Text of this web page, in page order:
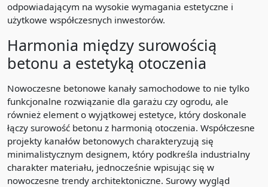
odpowiadającym na wysokie wymagania estetyczne i
użytkowe współczesnych inwestorów.
Harmonia między surowością
betonu a estetyką otoczenia
Nowoczesne betonowe kanały samochodowe to nie tylko
funkcjonalne rozwiązanie dla garażu czy ogrodu, ale
również element o wyjątkowej estetyce, który doskonale
łączy surowość betonu z harmonią otoczenia. Współczesne
projekty kanałów betonowych charakteryzują się
minimalistycznym designem, który podkreśla industrialny
charakter materiału, jednocześnie wpisując się w
nowoczesne trendy architektoniczne. Surowy wygląd